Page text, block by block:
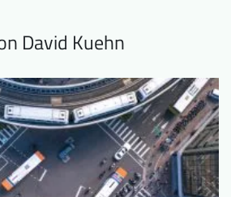
David Kuehn